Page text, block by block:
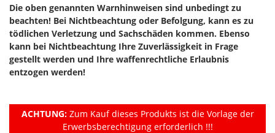
Die oben genannten Warnhinweisen sind unbedingt zu
beachten! Bei Nichtbeachtung oder Befolgung, kann es zu
tödlichen Verletzung und Sachschäden kommen. Ebenso
kann bei Nichtbeachtung Ihre Zuverlässigkeit in Frage
gestellt werden und Ihre waffenrechtliche Erlaubnis
entzogen werden!
ACHTUNG:Zum Kauf dieses Produkts ist die Vorlage der
Erwerbsberechtigung erforderlich !!!